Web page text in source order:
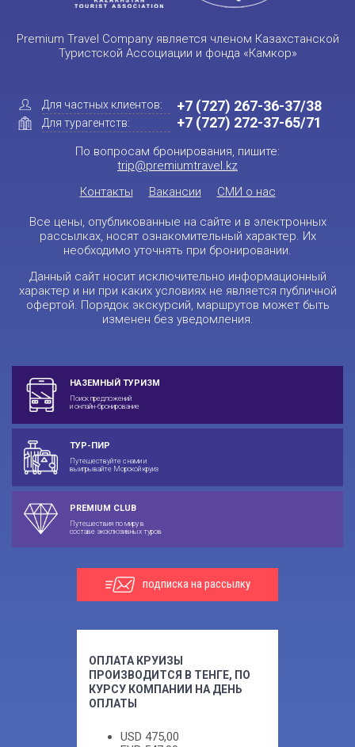
Premium Travel Company является членом Казахстанской
Туристской Ассоциации и фонда «Камкор»
Для частных клиентов:
Для турагентств:
+7 (727) 267-36-37/38
+7 (727) 272-37-65/71
По вопросам бронирования, пишите:
trip@premiumtravel.kz
Контакты
Вакансии СМИ о нас
Все цены, опубликованные на сайте и в электронных
рассылках, носят ознакомительный характер. Их
необходимо уточнять при бронировании.
Данный сайт носит исключительно информационный
характер и ни при каких условиях не является публичной
офертой. Порядок экскурсий, маршрутов может быть
изменен без уведомления.
НАЗЕМНЫЙ ТУРИЗМ
Поиск предложений
и онлайн-бронирование
ТУР-ПИР
Путешествуйте с нами и
выигрывайте Морской круиз
PREMIUM CLUB
Путешествия по миру в
составе эксклюзивных туров
подписка на рассылку
ОПЛАТА КРУИЗЫ
ПРОИЗВОДИТСЯ В ТЕНГЕ, ПО
КУРСУ КОМПАНИИ НА ДЕНЬ
ОПЛАТЫ
USD 475,00